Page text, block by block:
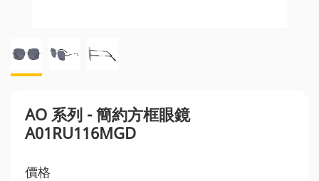
AO 系列 - 簡約方框眼鏡
A01RU116MGD
價格